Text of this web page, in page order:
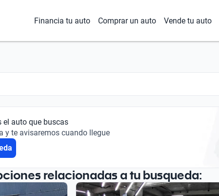
Financia tu auto Comprar un auto Vende tu auto
el auto que buscas
y te avisaremos cuando llegue
relacionadas a tu busqueda: